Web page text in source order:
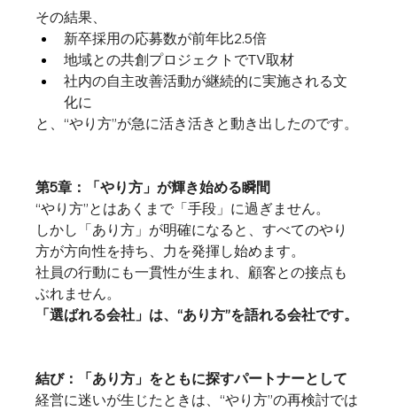
その結果、
新卒採用の応募数が前年比2.5倍
地域との共創プロジェクトでTV取材
社内の自主改善活動が継続的に実施される文
化に
と、“やり方”が急に活き活きと動き出したのです。
第5章：「やり方」が輝き始める瞬間
“やり方”とはあくまで「手段」に過ぎません。
しかし「あり方」が明確になると、すべてのやり
方が方向性を持ち、力を発揮し始めます。
社員の行動にも一貫性が生まれ、顧客との接点も
ぶれません。
「選ばれる会社」は、“あり方”を語れる会社です。
結び：「あり方」をともに探すパートナーとして
経営に迷いが生じたときは、“やり方”の再検討では